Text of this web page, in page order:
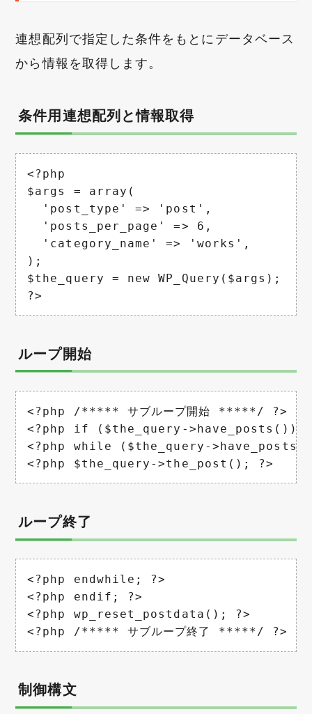
連想配列で指定した条件をもとにデータベース
から情報を取得します。
条件用連想配列と情報取得
<?php
$args = array(
  'post_type' => 'post',
  'posts_per_page' => 6,
  'category_name' => 'works',
);
$the_query = new WP_Query($args);
?>
ループ開始
<?php /***** サブループ開始 *****/ ?>
<?php if ($the_query->have_posts())
<?php while ($the_query-
<?php $the_query->the_post(); ?>
ループ終了
<?php endwhile; ?>
<?php endif; ?>
<?php wp_reset_postdata(); ?>
<?php /***** サブループ終了 *****/ ?>
制御構文